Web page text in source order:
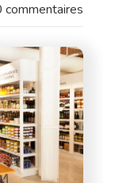
commentaires